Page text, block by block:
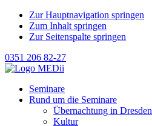
Zur Hauptnavigation springen
Zum Inhalt springen
Zur Seitenspalte springen
0351 206 82-27
Seminare
Rund um die Seminare
Übernachtung in Dresden
Kultur